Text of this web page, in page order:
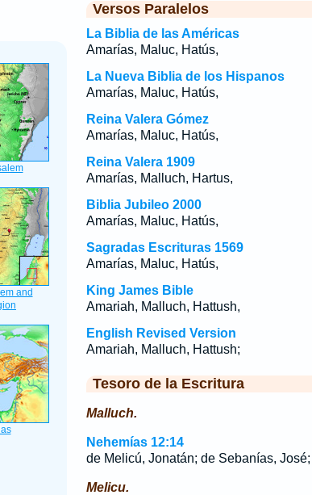
Versos Paralelos
La Biblia de las Américas
Amarías, Maluc, Hatús,
La Nueva Biblia de los Hispanos
Amarías, Maluc, Hatús,
Reina Valera Gómez
Amarías, Maluc, Hatús,
Reina Valera 1909
Amarías, Malluch, Hartus,
Biblia Jubileo 2000
Amarías, Maluc, Hatús,
Sagradas Escrituras 1569
Amarías, Maluc, Hatús,
King James Bible
Amariah, Malluch, Hattush,
English Revised Version
Amariah, Malluch, Hattush;
Tesoro de la Escritura
Malluch.
Nehemías 12:14
de Melicú, Jonatán; de Sebanías, José;
Melicu.